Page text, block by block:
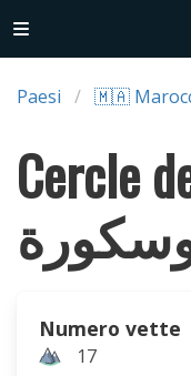
Paesi 🇲🇦
Cercle
Numero vette
17